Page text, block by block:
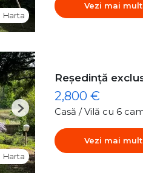
Harta
Vezi mai
Harta
Next
Reședință
2,800 €
Casă / Vilă cu 6
Vezi mai